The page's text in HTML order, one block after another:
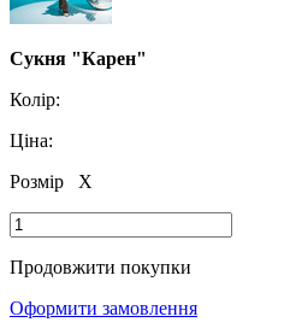
Сукня "Карен"
Колір:
Ціна:
Розмір
X
Продовжити покупки
Оформити замовлення